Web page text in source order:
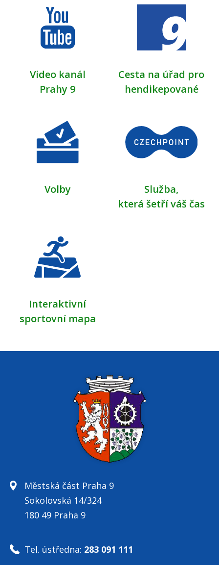
Video kanál
Prahy 9
Cesta na úřad pro
hendikepované
Volby
Služba,
která šetří váš čas
Interaktivní
sportovní mapa
Městská část Praha 9
Sokolovská 14/324
180 49 Praha 9
Tel. ústředna: 283 091 111